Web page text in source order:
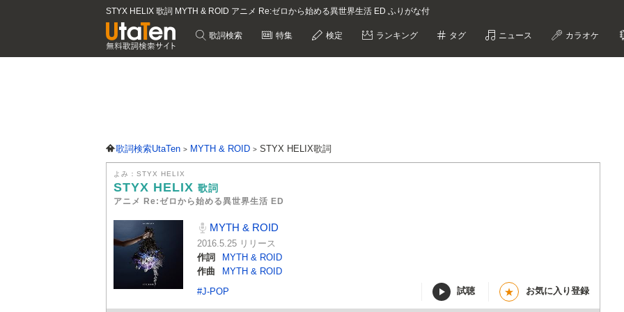
STYX HELIX 歌詞 MYTH & ROID アニメ Re:ゼロから始める異世界生活 ED ふりがな付
歌詞検索 特集 検定 ランキング タグ ニュース カラオケ
歌詞検索UtaTen MYTH & ROID STYX HELIX歌詞
よみ：STYX HELIX
STYX HELIX 歌詞
アニメ Re:ゼロから始める異世界生活 ED
MYTH & ROID
2016.5.25 リリース
作詞
MYTH & ROID
作曲
MYTH & ROID
#J-POP
試聴 ★ お気に入り登録